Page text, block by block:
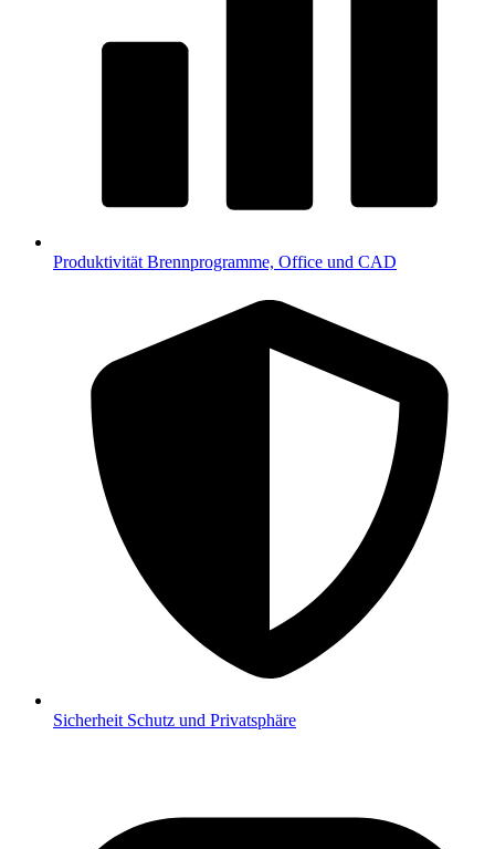
Produktivität Brennprogramme, Office und CAD
Sicherheit Schutz und Privatsphäre